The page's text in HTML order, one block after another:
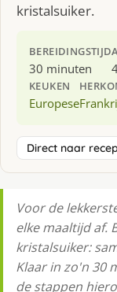
kristalsuiker.
BEREIDINGSTIJD
30 minuten
KEUKEN
Europese
Direct naar
Voor de
elke maaltijd af.
kristalsuiker:
Klaar in zo'n 30
de stappen